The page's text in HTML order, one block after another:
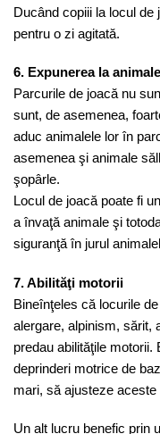
Ducând copiii la locul
pentru o zi agitată.
6. Expunerea la animale
Parcurile de joacă nu
sunt, de asemenea,
aduc animalele lor în
asemenea şi animale
şopârle.
Locul de joacă poate fi
a învaţă animale şi
siguranţă în jurul
7. Abilităţi motorii
Bineînţeles că locurile
alergare, alpinism, sărit,
predau abilităţile
deprinderi motrice de
mari, să ajusteze aceste
Un alt lucru benefic prin